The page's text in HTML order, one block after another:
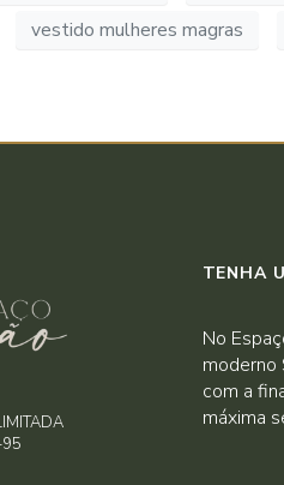
vestido mulheres magras
TENHA
No
moderno
com a
máxima